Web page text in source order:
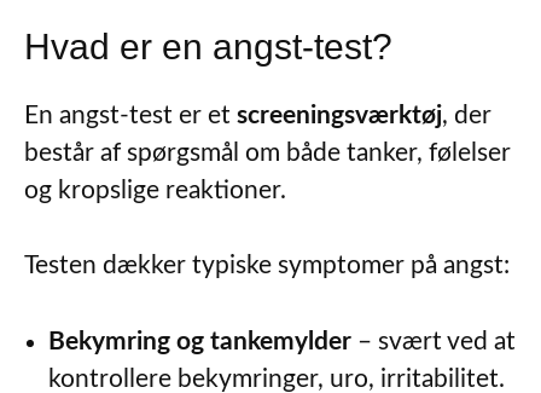
Hvad er en angst-test?
En angst-test er et screeningsværktøj, der
består af spørgsmål om både tanker, følelser
og kropslige reaktioner.
Testen dækker typiske symptomer på angst:
Bekymring og tankemylder – svært ved at
kontrollere bekymringer, uro, irritabilitet.